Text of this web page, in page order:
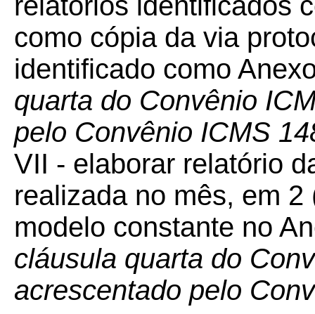
como cópia da via
identificado como
quarta do Convênio
pelo Convênio ICMS
VII - elaborar relatório
realizada no mês, em
modelo constante no
cláusula quarta do
acrescentado pelo